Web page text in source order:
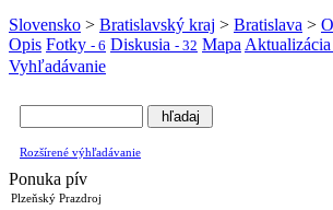
Slovensko > Bratislavský kraj > Bratislava >
Opis Fotky - 6 Diskusia - 32 Mapa
Vyhľadávanie
Rozšírené výhľadávanie
Ponuka pív
Plzeňský Prazdroj